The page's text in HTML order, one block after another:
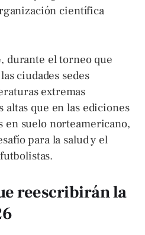
científica
durante el torneo que
ciudades sedes
extremas
que en las ediciones
en suelo norteamericano,
para la salud y el
reescribirán la